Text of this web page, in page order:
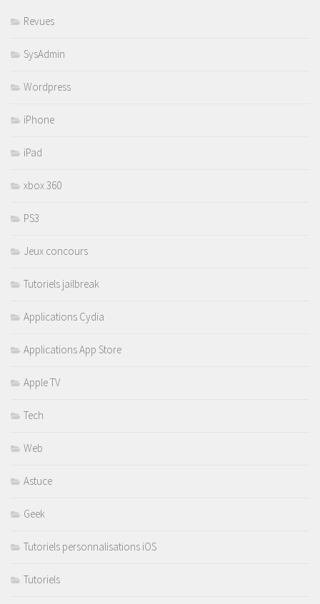
Revues
SysAdmin
Wordpress
iPhone
iPad
xbox 360
PS3
Jeux concours
Tutoriels jailbreak
Applications Cydia
Applications App Store
Apple TV
Tech
Web
Astuce
Geek
Tutoriels personnalisations iOS
Tutoriels